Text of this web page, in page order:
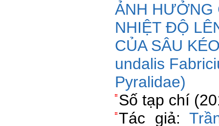
ẢNH HƯỞNG
NHIỆT ĐỘ
CỦA SÂU
undalis
Pyralidae)
Số tạp chí
Tác giả: